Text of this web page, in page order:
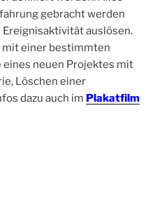
gebracht werden
Ereignisaktivität auslösen.
mit einer bestimmten
neuen Projektes mit
Löschen einer
dazu auch im Plakatfilm